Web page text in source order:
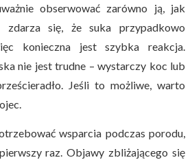
obserwować zarówno ją, jak
zdarza się, że suka przypadkowo
konieczna jest szybka reakcja.
nie jest trudne – wystarczy koc lub
Jeśli to możliwe, warto
wsparcia podczas porodu,
raz. Objawy zbliżającego się